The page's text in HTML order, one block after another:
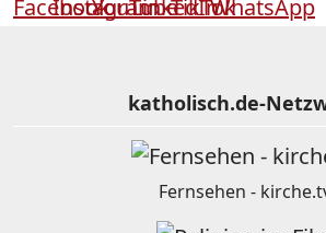
katholisch.de-
Fernsehen -